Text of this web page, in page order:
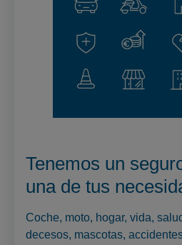
Tenemos un
una de tus
Coche, moto, hogar, vida,
decesos, mascotas,